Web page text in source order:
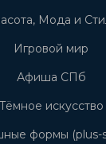
Мода и
Игровой мир
Афиша СПб
Тёмное искусство
формы (plus-